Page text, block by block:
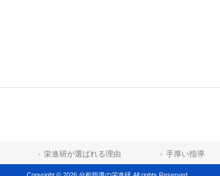
栄進研が選ばれる理由 手厚い指導